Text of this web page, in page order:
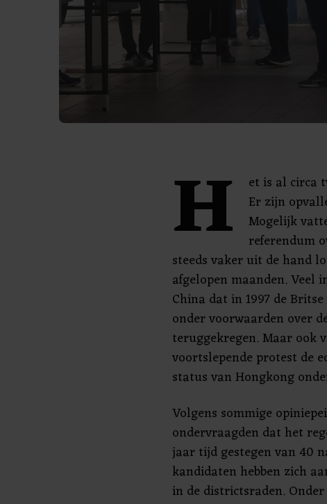
H
et is al circa
Er zijn
Mogelijk
referendum
steeds vaker uit de hand
afgelopen maanden. Veel
China dat in 1997 de
onder voorwaarden over
teruggekregen. Maar ook
voortslepende protest de
status van Hongkong
Volgens sommige
ondervraagden dat het
jaar tijd gestegen van 40
kandidaten hebben zich
in de districtsraden.